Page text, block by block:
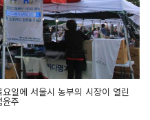
일에 서울시 농부의 시장이 열린
주